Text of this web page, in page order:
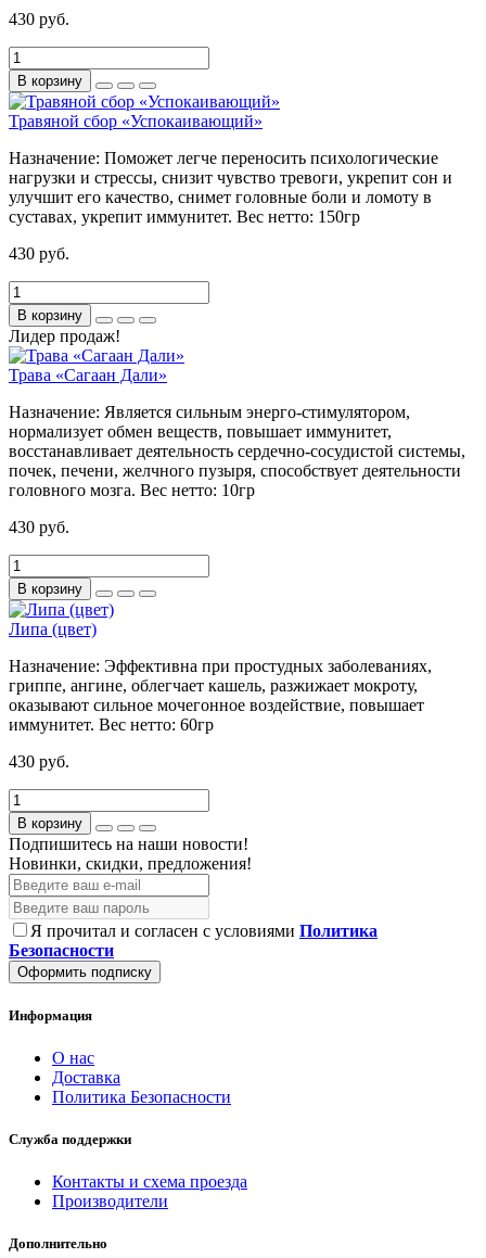
430 руб.
В корзину
Травяной сбор «Успокаивающий»
Назначение: Поможет легче переносить психологические
нагрузки и стрессы, снизит чувство тревоги, укрепит сон и
улучшит его качество, снимет головные боли и ломоту в
суставах, укрепит иммунитет. Вес нетто: 150гр
430 руб.
В корзину
Лидер продаж!
Трава «Сагаан Дали»
Назначение: Является сильным энерго-стимулятором,
нормализует обмен веществ, повышает иммунитет,
восстанавливает деятельность сердечно-сосудистой системы,
почек, печени, желчного пузыря, способствует деятельности
головного мозга. Вес нетто: 10гр
430 руб.
В корзину
Липа (цвет)
Назначение: Эффективна при простудных заболеваниях,
гриппе, ангине, облегчает кашель, разжижает мокроту,
оказывают сильное мочегонное воздействие, повышает
иммунитет. Вес нетто: 60гр
430 руб.
В корзину
Подпишитесь на наши новости!
Новинки, скидки, предложения!
Я прочитал и согласен с условиями Политика
Безопасности
Оформить подписку
Информация
О нас
Доставка
Политика Безопасности
Служба поддержки
Контакты и схема проезда
Производители
Дополнительно